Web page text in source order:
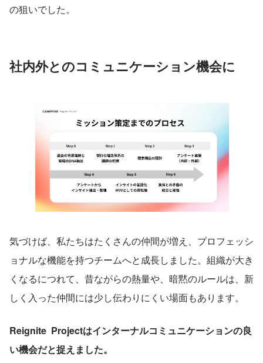
の狙いでした。
社内外とのコミュニケーション機会に
気づけば、私たちはたくさんの仲間が増え、プロフェッシ
ョナルな機能を持つチームへと成長しました。組織が大き
くなるにつれて、昔ながらの熱量や、暗黙のルールは、新
しく入った仲間には少し伝わりにくい場面もあります。
Reignite  Projectはインターナルコミュニケーションの良
い機会だと捉えました。